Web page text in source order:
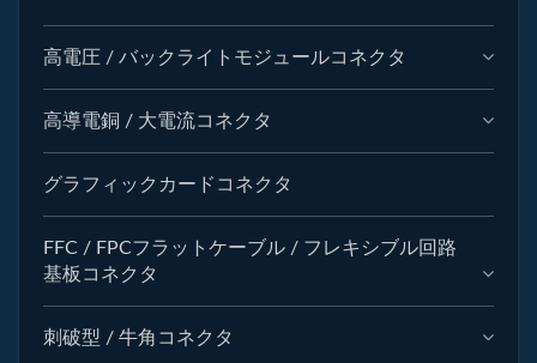
高電圧 / バックライトモジュールコネクタ
高導電銅 / 大電流コネクタ
グラフィックカードコネクタ
FFC / FPCフラットケーブル / フレキシブル回路
基板コネクタ
刺破型 / 牛角コネクタ